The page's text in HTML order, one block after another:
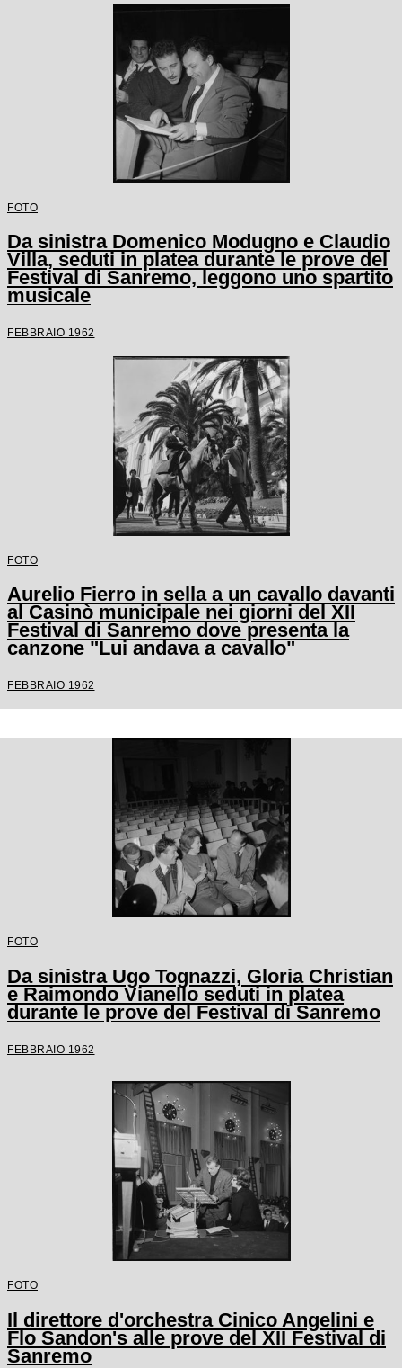
FOTO
Da sinistra Domenico Modugno e Claudio
Villa, seduti in platea durante le prove del
Festival di Sanremo, leggono uno spartito
musicale
FEBBRAIO 1962
FOTO
Aurelio Fierro in sella a un cavallo davanti
al Casinò municipale nei giorni del XII
Festival di Sanremo dove presenta la
canzone "Lui andava a cavallo"
FEBBRAIO 1962
FOTO
Da sinistra Ugo Tognazzi, Gloria Christian
e Raimondo Vianello seduti in platea
durante le prove del Festival di Sanremo
FEBBRAIO 1962
FOTO
Il direttore d'orchestra Cinico Angelini e
Flo Sandon's alle prove del XII Festival di
Sanremo